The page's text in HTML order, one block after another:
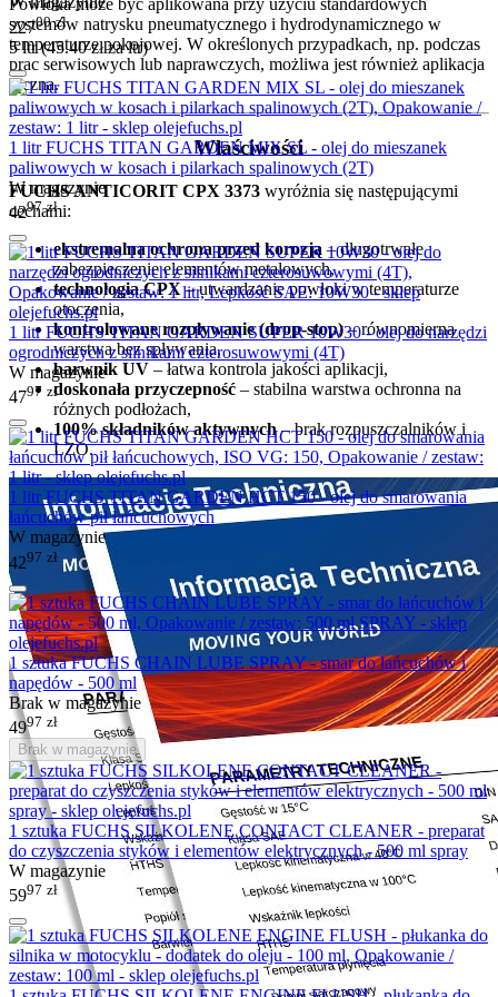
Powłoka może być aplikowana przy użyciu standardowych
systemów natrysku pneumatycznego i hydrodynamicznego w
temperaturze pokojowej. W określonych przypadkach, np. podczas
prac serwisowych lub naprawczych, możliwa jest również aplikacja
ręczna.
Właściwości
FUCHS ANTICORIT CPX 3373 wyróżnia się następującymi
cechami:
ekstremalna ochrona przed korozją – długotrwałe
zabezpieczenie elementów metalowych,
technologia CPX– utwardzanie powłoki w temperaturze
otoczenia,
kontrolowane rozpływanie (drop-stop)– równomierna
warstwa bez spływania,
barwnik UV – łatwa kontrola jakości aplikacji,
doskonała przyczepność – stabilna warstwa ochronna na
różnych podłożach,
100% składników aktywnych– brak rozpuszczalników i
LZO.
22700 zł
5 ltr (45.40złza ltr)
1 litr FUCHS TITAN GARDEN MIX SL - olej do mieszanek
paliwowych w kosach i pilarkach spalinowych (2T)
W magazynie
4297 zł
1 litr FUCHS TITAN GARDEN SUPER 10W30 - olej do narzędzi
ogrodniczych z silnikami czterosuwowymi (4T)
W magazynie
4797 zł
1 litr FUCHS TITAN GARDEN HCT 150 - olej do smarowania
łańcuchów pił łańcuchowych
W magazynie
4297 zł
1 sztuka FUCHS CHAIN LUBE SPRAY - smar do łańcuchów i
napędów - 500 ml
Brak w magazynie
4997 zł
Brak w magazynie
1 sztuka FUCHS SILKOLENE CONTACT CLEANER - preparat
do czyszczenia styków i elementów elektrycznych - 500 ml spray
W magazynie
5997 zł